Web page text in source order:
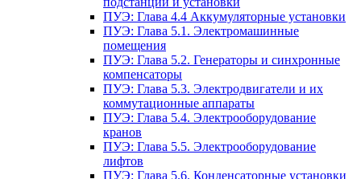
ПУЭ: Глава 4.4 Аккумуляторные установки
ПУЭ: Глава 5.1. Электромашинные
помещения
ПУЭ: Глава 5.2. Генераторы и синхронные
компенсаторы
ПУЭ: Глава 5.3. Электродвигатели и их
коммутационные аппараты
ПУЭ: Глава 5.4. Электрооборудование
кранов
ПУЭ: Глава 5.5. Электрооборудование
лифтов
ПУЭ: Глава 5.6. Конденсаторные установки